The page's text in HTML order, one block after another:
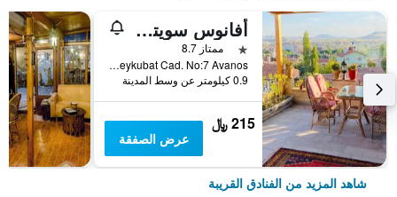
أفانوس سويتس
نجمة واحدة
ممتاز 8.7
Alaaddin Mah. Alaaddin Keykubat Cad. No:7 Avanos, افانوس, تركيا
0.9 كيلومتر عن وسط المدينة
215 ﷼
عرض الصفقة
شاهد المزيد من الفنادق القريبة